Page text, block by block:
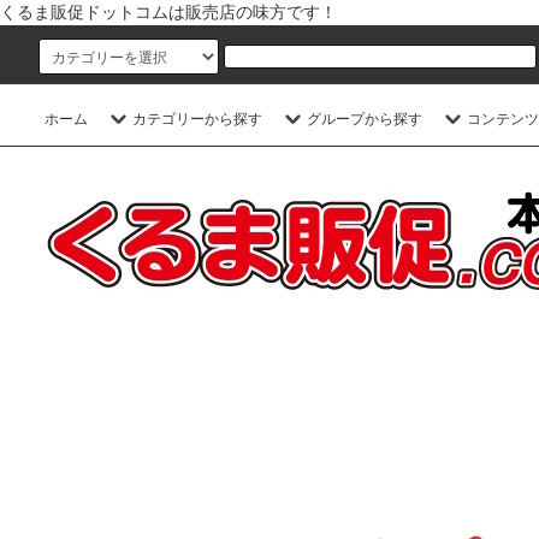
くるま販促ドットコムは販売店の味方です！
ホーム カテゴリーから探す グループから探す コンテン